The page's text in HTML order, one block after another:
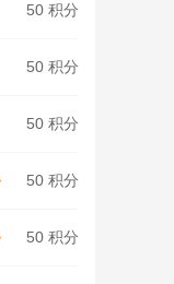
50 积分
50 积分
50 积分
50 积分
50 积分